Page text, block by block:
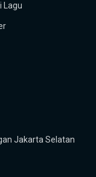
Lagu
Jakarta Selatan